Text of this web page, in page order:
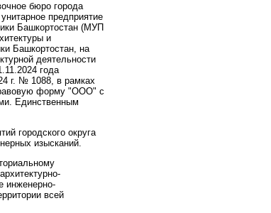
бюро города
предприятие
Башкортостан (МУП
и
Башкортостан, на
деятельности
года
г. № 1088, в рамках
форму "ООО" с
Единственным
городского округа
изысканий.
инженерно-
всей